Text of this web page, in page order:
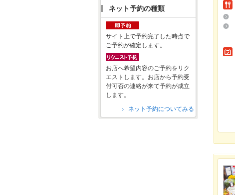
ネット予約の種類
サイト上で予約完了した時点で
ご予約が確定します。
お店へ希望内容のご予約をリク
エストします。お店から予約受
付可否の連絡が来て予約が成立
します。
ネット予約についてみる